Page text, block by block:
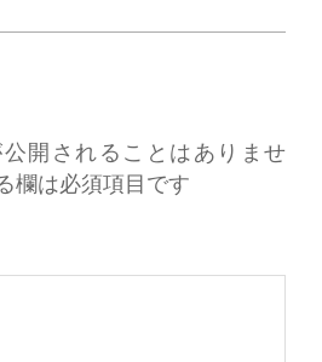
開されることはありませ
欄は必須項目です